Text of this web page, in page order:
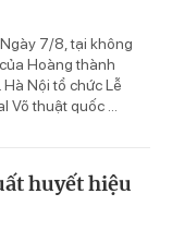
7/8, tại không
Hoàng thành
Hà Nội tổ chức Lễ
Võ thuật quốc ...
huyết hiệu